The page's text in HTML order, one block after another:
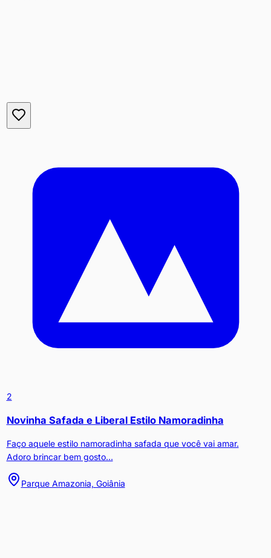
2
Novinha Safada e Liberal Estilo Namoradinha
Faço aquele estilo namoradinha safada que você vai amar.
Adoro brincar bem gosto...
Parque Amazonia, Goiânia